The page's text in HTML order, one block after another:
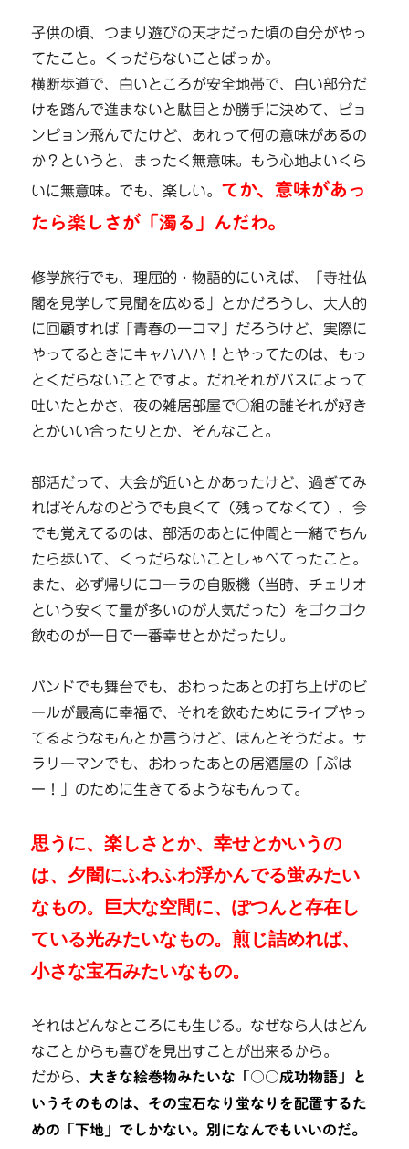
子供の頃、つまり遊びの天才だった頃の自分がやっ
てたこと。くっだらないことばっか。
横断歩道で、白いところが安全地帯で、白い部分だ
けを踏んで進まないと駄目とか勝手に決めて、ピョ
ンピョン飛んでたけど、あれって何の意味があるの
か？というと、まったく無意味。もう心地よいくら
いに無意味。でも、楽しい。 てか、意味があっ
たら楽しさが「濁る」んだわ。
修学旅行でも、理屈的・物語的にいえば、「寺社仏
閣を見学して見聞を広める」とかだろうし、大人的
に回顧すれば「青春の一コマ」だろうけど、実際に
やってるときにキャハハハ！とやってたのは、もっ
とくだらないことですよ。だれそれがバスによって
吐いたとかさ、夜の雑居部屋で○組の誰それが好き
とかいい合ったりとか、そんなこと。
部活だって、大会が近いとかあったけど、過ぎてみ
ればそんなのどうでも良くて（残ってなくて）、今
でも覚えてるのは、部活のあとに仲間と一緒でちん
たら歩いて、くっだらないことしゃべてったこと。
また、必ず帰りにコーラの自販機（当時、チェリオ
という安くて量が多いのが人気だった）をゴクゴク
飲むのが一日で一番幸せとかだったり。
バンドでも舞台でも、おわったあとの打ち上げのビ
ールが最高に幸福で、それを飲むためにライブやっ
てるようなもんとか言うけど、ほんとそうだよ。サ
ラリーマンでも、おわったあとの居酒屋の「ぷは
ー！」のために生きてるようなもんって。
思うに、楽しさとか、幸せとかいうの
は、夕闇にふわふわ浮かんでる蛍みたい
なもの。巨大な空間に、ぽつんと存在し
ている光みたいなもの。煎じ詰めれば、
小さな宝石みたいなもの。
それはどんなところにも生じる。なぜなら人はどん
なことからも喜びを見出すことが出来るから。
だから、 大きな絵巻物みたいな「○○成功物語」と
いうそのものは、その宝石なり蛍なりを配置するた
めの「下地」でしかない。別になんでもいいのだ。